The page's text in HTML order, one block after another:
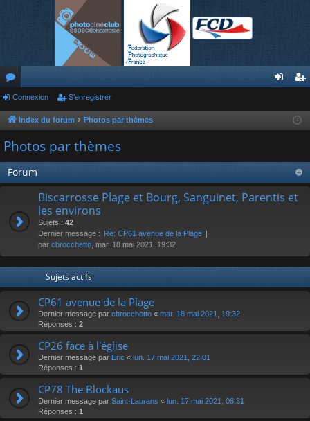
or
u
m
s on
nr
ist
re
Connexion S’enregistrer
Index du forum Photos par thèmes
Photos par thèmes
Forum
Biscarrosse Plage et Bourg, Sanguinet, Parentis et
les environs
Sujets : 42
Dernier message : Re: CP61 avenue de la Plage
par cbrocchetto , mar. 18 mai 2021, 19:32
Sujets actifs
CP61 avenue de la Plage
Dernier message par cbrocchetto « mar. 18 mai 2021, 19:32
Réponses : 2
CP26 face à l'église
Dernier message par Eric « lun. 17 mai 2021, 22:01
Réponses : 1
CP78 The Blockaus
Dernier message par Saint-Laurans « lun. 17 mai 2021, 06:31
Réponses : 1